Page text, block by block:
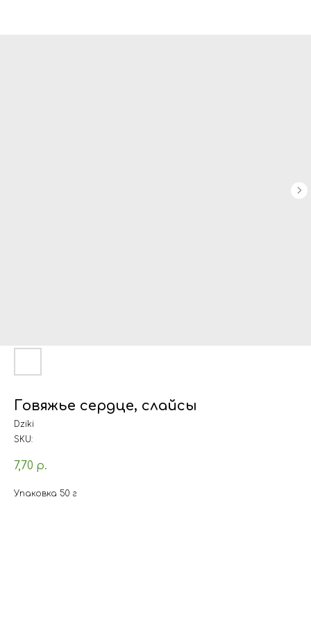
Говяжье сердце, слайсы
Dziki
SKU:
7,70 р.
Упаковка 50 г